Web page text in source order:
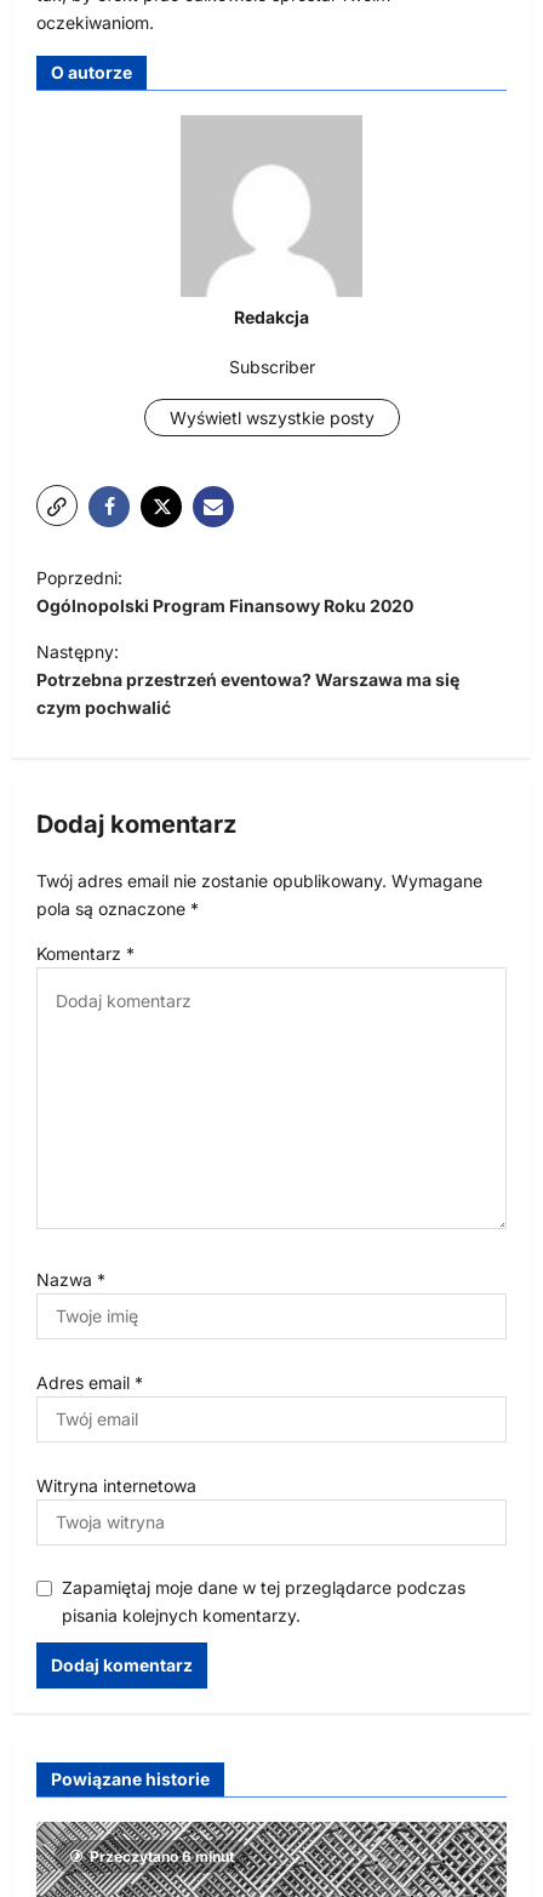
oczekiwaniom.
O autorze
Redakcja
Subscriber
Wyświetl wszystkie posty
a
w
i
g
j
w
i
Poprzedni:
Ogólnopolski Program Finansowy Roku 2020
Następny:
Potrzebna przestrzeń eventowa? Warszawa ma się
czym pochwalić
Dodaj komentarz
Twój adres email nie zostanie opublikowany. Wymagane
pola są oznaczone *
Komentarz *
Nazwa *
Adres email *
Witryna internetowa
Zapamiętaj moje dane w tej przeglądarce podczas
pisania kolejnych komentarzy.
Powiązane historie
Przeczytano 6 minut